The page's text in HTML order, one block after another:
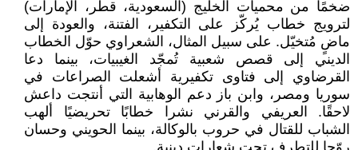
ضخمًا من محميات الخليج (السعودية، قطر، الإمارات)
لترويج خطاب يُركّز على التكفير، الفتنة، والعودة إلى
ماضٍ مُتخيّل. على سبيل المثال، الشعراوي حوّل الخطاب
الديني إلى قصص شعبية تُمجّد الغيبيات، بينما دعا
القرضاوي إلى فتاوى تكفيرية أشعلت الصراعات في
سوريا ومصر، وابن باز دعم الوهابية التي أنتجت داعش
لاحقًا. العريفي والقرني نشرا خطابًا تحريضيًا ألهب
الشباب للقتال في حروب بالوكالة، بينما الحويني وحسان